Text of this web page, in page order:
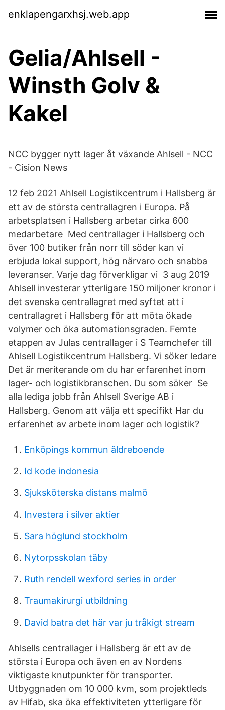
enklapengarxhsj.web.app
Gelia/Ahlsell -
Winsth Golv &
Kakel
NCC bygger nytt lager åt växande Ahlsell - NCC
- Cision News
12 feb 2021 Ahlsell Logistikcentrum i Hallsberg är
ett av de största centrallagren i Europa. På
arbetsplatsen i Hallsberg arbetar cirka 600
medarbetare Med centrallager i Hallsberg och
över 100 butiker från norr till söder kan vi
erbjuda lokal support, hög närvaro och snabba
leveranser. Varje dag förverkligar vi 3 aug 2019
Ahlsell investerar ytterligare 150 miljoner kronor i
det svenska centrallagret med syftet att i
centrallagret i Hallsberg för att möta ökade
volymer och öka automationsgraden. Femte
etappen av Julas centrallager i S Teamchefer till
Ahlsell Logistikcentrum Hallsberg. Vi söker ledare
Det är meriterande om du har erfarenhet inom
lager- och logistikbranschen. Du som söker Se
alla lediga jobb från Ahlsell Sverige AB i
Hallsberg. Genom att välja ett specifikt Har du
erfarenhet av arbete inom lager och logistik?
Enköpings kommun äldreboende
Id kode indonesia
Sjuksköterska distans malmö
Investera i silver aktier
Sara höglund stockholm
Nytorpsskolan täby
Ruth rendell wexford series in order
Traumakirurgi utbildning
David batra det här var ju tråkigt stream
Ahlsells centrallager i Hallsberg är ett av de
största i Europa och även en av Nordens
viktigaste knutpunkter för transporter.
Utbyggnaden om 10 000 kvm, som projektleds
av Hifab, ska öka effektiviteten ytterligare för